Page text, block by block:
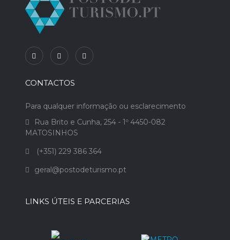
CONTACTOS
Para qualquer informação ou esclarecimento
Rua Brito e Cunha, 254 - 1º 4450-082
MATOSINHOS
(+351) 229 386 364
geral@postodeturismo.pt
LINKS ÚTEIS E PARCERIAS